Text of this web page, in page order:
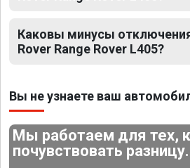
Каковы минусы
Rover Range Rover L405?
Вы не узнаете ваш
Мы работаем для тех,
почувствовать разницу.